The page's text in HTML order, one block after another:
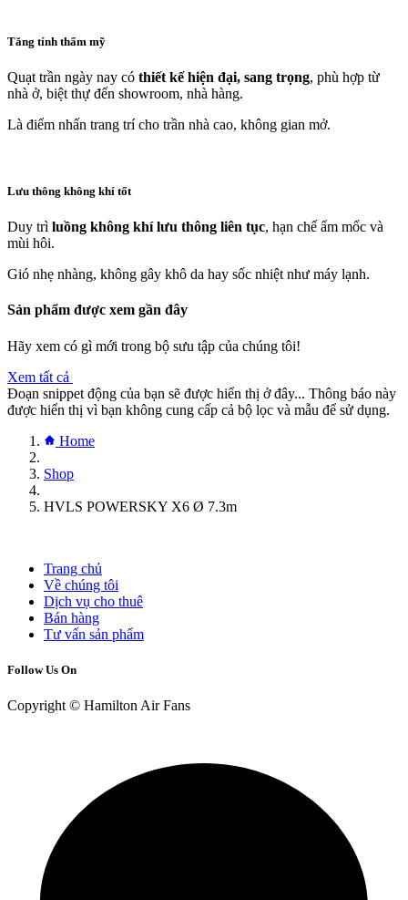
Tăng tính thẩm mỹ
Quạt trần ngày nay có thiết kế hiện đại, sang trọng, phù hợp từ
nhà ở, biệt thự đến showroom, nhà hàng.
Là điểm nhấn trang trí cho trần nhà cao, không gian mở.
Lưu thông không khí tốt
Duy trì luồng không khí lưu thông liên tục, hạn chế ẩm mốc và
mùi hôi.
Gió nhẹ nhàng, không gây khô da hay sốc nhiệt như máy lạnh.
Sản phẩm được xem gần đây
Hãy xem có gì mới trong bộ sưu tập của chúng tôi!
Xem tất cả
Đoạn snippet động của bạn sẽ được hiển thị ở đây... Thông báo này
được hiển thị vì bạn không cung cấp cả bộ lọc và mẫu để sử dụng.
Home
Shop
HVLS POWERSKY X6 Ø 7.3m
Trang chủ
Về chúng tôi
Dịch vụ cho thuê
Bán hàng
Tư vấn sản phẩm
Follow Us On
Copyright © Hamilton Air Fans